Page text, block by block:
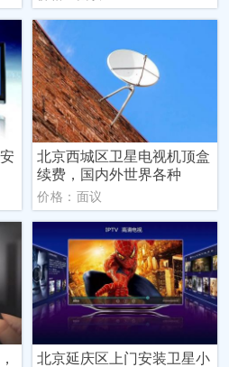
北京西城区卫星电视机顶盒
续费，国内外世界各种
价格：面议
北京延庆区上门安装卫星小